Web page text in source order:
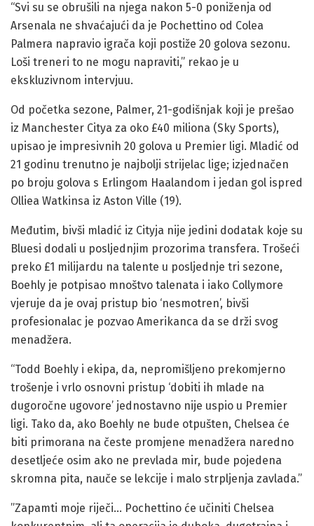
“Svi su se obrušili na njega nakon 5-0 poniženja od
Arsenala ne shvaćajući da je Pochettino od Colea
Palmera napravio igrača koji postiže 20 golova sezonu.
Loši treneri to ne mogu napraviti,” rekao je u
ekskluzivnom intervjuu.
Od početka sezone, Palmer, 21-godišnjak koji je prešao
iz Manchester Citya za oko £40 miliona (Sky Sports),
upisao je impresivnih 20 golova u Premier ligi. Mladić od
21 godinu trenutno je najbolji strijelac lige; izjednačen
po broju golova s Erlingom Haalandom i jedan gol ispred
Olliea Watkinsa iz Aston Ville (19).
Međutim, bivši mladić iz Cityja nije jedini dodatak koje su
Bluesi dodali u posljednjim prozorima transfera. Trošeći
preko £1 milijardu na talente u posljednje tri sezone,
Boehly je potpisao mnoštvo talenata i iako Collymore
vjeruje da je ovaj pristup bio ‘nesmotren’, bivši
profesionalac je pozvao Amerikanca da se drži svog
menadžera.
“Todd Boehly i ekipa, da, nepromišljeno prekomjerno
trošenje i vrlo osnovni pristup ‘dobiti ih mlade na
dugoročne ugovore’ jednostavno nije uspio u Premier
ligi. Tako da, ako Boehly ne bude otpušten, Chelsea će
biti primorana na česte promjene menadžera naredno
desetljeće osim ako ne prevlada mir, bude pojedena
skromna pita, nauče se lekcije i malo strpljenja zavlada.”
”Zapamti moje riječi… Pochettino će učiniti Chelsea